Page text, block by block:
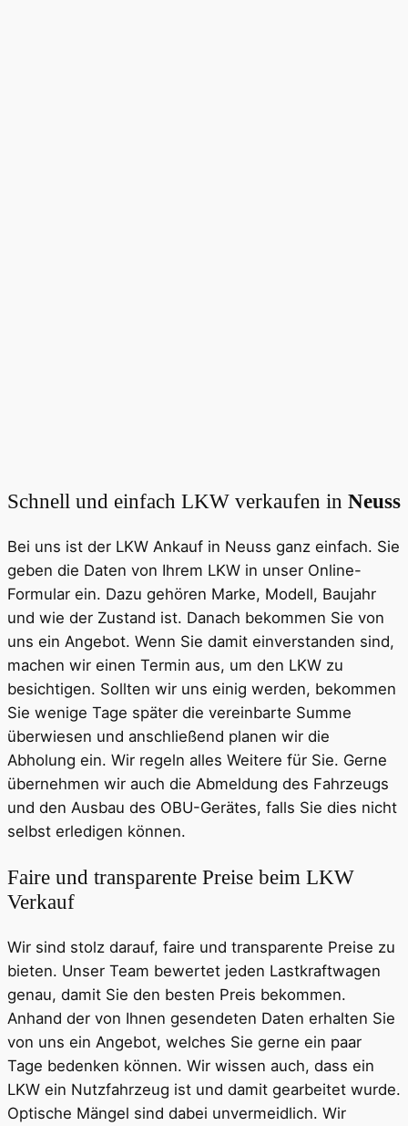
Schnell und einfach LKW verkaufen in Neuss
Bei uns ist der LKW Ankauf in Neuss ganz einfach. Sie
geben die Daten von Ihrem LKW in unser Online-
Formular ein. Dazu gehören Marke, Modell, Baujahr
und wie der Zustand ist. Danach bekommen Sie von
uns ein Angebot. Wenn Sie damit einverstanden sind,
machen wir einen Termin aus, um den LKW zu
besichtigen. Sollten wir uns einig werden, bekommen
Sie wenige Tage später die vereinbarte Summe
überwiesen und anschließend planen wir die
Abholung ein. Wir regeln alles Weitere für Sie. Gerne
übernehmen wir auch die Abmeldung des Fahrzeugs
und den Ausbau des OBU-Gerätes, falls Sie dies nicht
selbst erledigen können.
Faire und transparente Preise beim LKW
Verkauf
Wir sind stolz darauf, faire und transparente Preise zu
bieten. Unser Team bewertet jeden Lastkraftwagen
genau, damit Sie den besten Preis bekommen.
Anhand der von Ihnen gesendeten Daten erhalten Sie
von uns ein Angebot, welches Sie gerne ein paar
Tage bedenken können. Wir wissen auch, dass ein
LKW ein Nutzfahrzeug ist und damit gearbeitet wurde.
Optische Mängel sind dabei unvermeidlich. Wir